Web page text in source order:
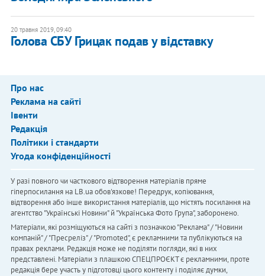
20 травня 2019, 09:40
Голова СБУ Грицак подав у відставку
Про нас
Реклама на сайті
Івенти
Редакція
Політики і стандарти
Угода конфіденційності
У разі повного чи часткового відтворення матеріалів пряме
гіперпосилання на LB.ua обов'язкове! Передрук, копіювання,
відтворення або інше використання матеріалів, що містять посилання на
агентство "Українськi Новини" й "Українська Фото Група", заборонено.
Матеріали, які розміщуються на сайті з позначкою "Реклама" / "Новини
компаній" / "Пресреліз" / "Promoted", є рекламними та публікуються на
правах реклами. Редакція може не поділяти погляди, які в них
представлені. Матеріали з плашкою СПЕЦПРОЄКТ є рекламними, проте
редакція бере участь у підготовці цього контенту і поділяє думки,